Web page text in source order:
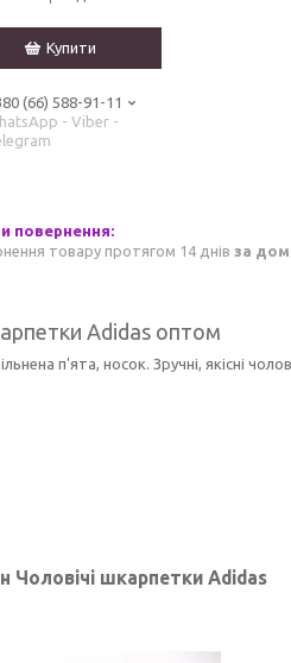
Купити
(66) 588-91-11
- Viber -
товару протягом 14 днів за
Adidas оптом
п'ята, носок. Зручні, якісні
Чоловічі шкарпетки Adidas